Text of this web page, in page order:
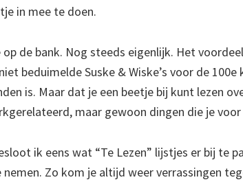
in mee te doen.
de bank. Nog steeds eigenlijk. Het
beduimelde Suske & Wiske’s voor de 100e
is. Maar dat je een beetje bij kunt lezen
maar gewoon dingen die je
ik eens wat “Te Lezen” lijstjes er bij te
Zo kom je altijd weer verrassingen